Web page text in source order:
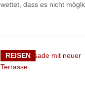
wettet, dass es nicht
REISEN